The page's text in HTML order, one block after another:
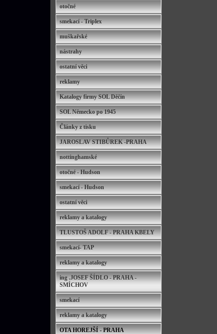
otočné
smekací - Triplex
muškařské
nástrahy
ostatní věci
reklamy
Katalogy firmy SOL Děčín
SOL Německo po 1945
Články z tisku
JAROSLAV STIBŮREK -PRAHA
nottinghamské
otočné - Hudson
smekací - Hudson
ostatní věci
reklamy a katalogy
TLUSTOŠ ADOLF - PRAHA KBELY
smekací- TAP
reklamy a katalogy
ing .JOSEF ŠÍDLO - PRAHA -
SMÍCHOV
smekací
reklamy a katalogy
OTA HOREJŠÍ - PRAHA